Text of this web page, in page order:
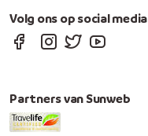
Volg ons op social media
Partners van Sunweb